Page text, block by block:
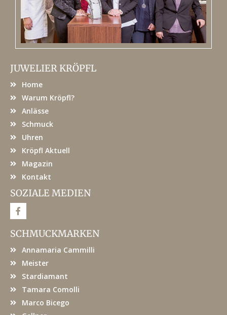
JUWELIER KRÖPFL
Home
Warum Kröpfl?
Anlässe
Schmuck
Uhren
Kröpfl Aktuell
Magazin
Kontakt
SOZIALE MEDIEN
F
a
e
b
o
SCHMUCKMARKEN
Annamaria Cammilli
Meister
Stardiamant
Tamara Comolli
Marco Bicego